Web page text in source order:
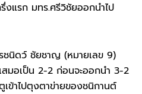
แรก มทร.ศรีวิชัยออกนำไป
ชนิดว์ ชัยชาญ (หมายเลข 9)
มอเป็น 2-2 ก่อนจะออกนำ 3-2
ข้าไปตุงตาข่ายของชนิกานต์